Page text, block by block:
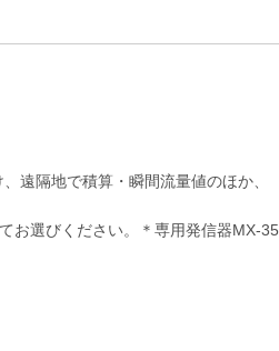
遠隔地で積算・瞬間流量値のほか、
お選びください。＊専用発信器MX-35